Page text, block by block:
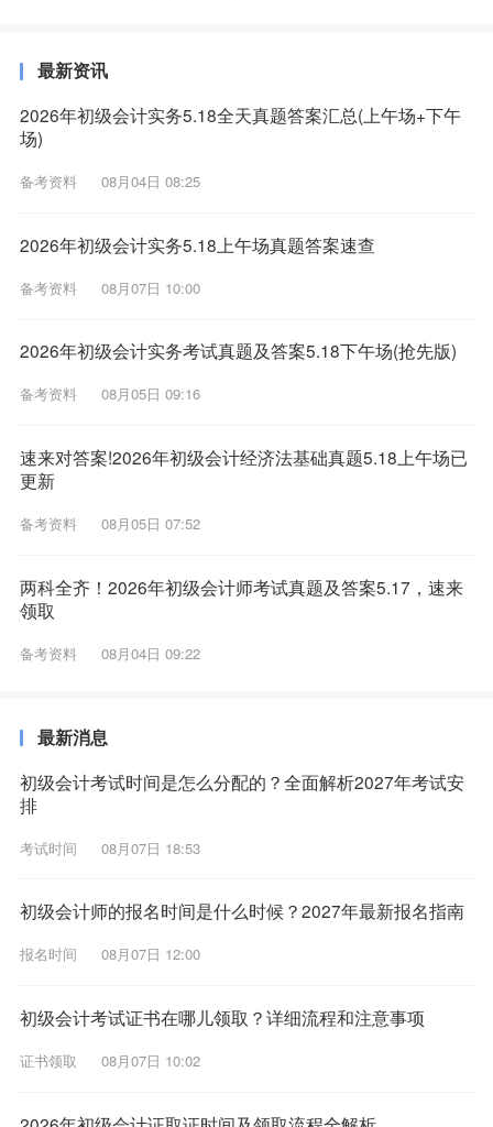
最新资讯
2026年初级会计实务5.18全天真题答案汇总(上午场+下午
场)
备考资料 08月04日 08:25
2026年初级会计实务5.18上午场真题答案速查
备考资料 08月07日 10:00
2026年初级会计实务考试真题及答案5.18下午场(抢先版)
备考资料 08月05日 09:16
速来对答案!2026年初级会计经济法基础真题5.18上午场已
更新
备考资料 08月05日 07:52
两科全齐！2026年初级会计师考试真题及答案5.17，速来
领取
备考资料 08月04日 09:22
最新消息
初级会计考试时间是怎么分配的？全面解析2027年考试安
排
考试时间 08月07日 18:53
初级会计师的报名时间是什么时候？2027年最新报名指南
报名时间 08月07日 12:00
初级会计考试证书在哪儿领取？详细流程和注意事项
证书领取 08月07日 10:02